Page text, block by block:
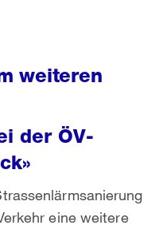
weiteren
der ÖV-
eine weitere